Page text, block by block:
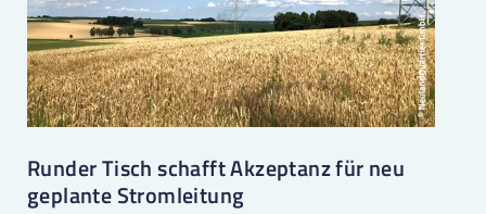
Runder Tisch schafft Akzeptanz für neu
geplante Stromleitung